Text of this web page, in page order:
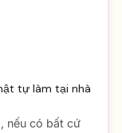
tự làm tại nhà
nếu có bất cứ